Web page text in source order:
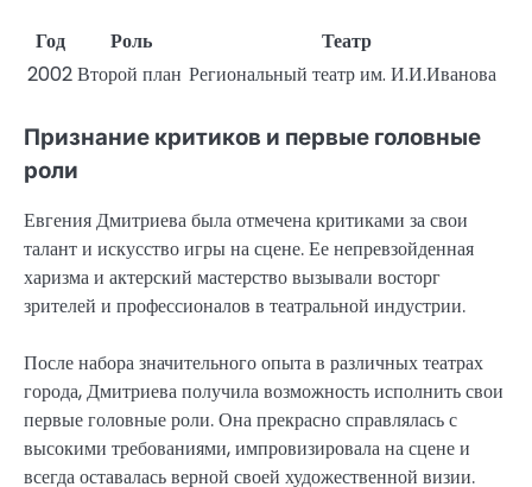
Год Роль
Театр
2002Второй план Региональный театр им. И.И.Иванова
Признание критиков и первые головные
роли
Евгения Дмитриева была отмечена критиками за свои
талант и искусство игры на сцене. Ее непревзойденная
харизма и актерский мастерство вызывали восторг
зрителей и профессионалов в театральной индустрии.
После набора значительного опыта в различных театрах
города, Дмитриева получила возможность исполнить свои
первые головные роли. Она прекрасно справлялась с
высокими требованиями, импровизировала на сцене и
всегда оставалась верной своей художественной визии.